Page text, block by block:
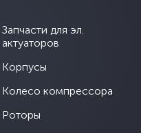
Запчасти для эл.
актуаторов
Корпусы
Колесо компрессора
Роторы